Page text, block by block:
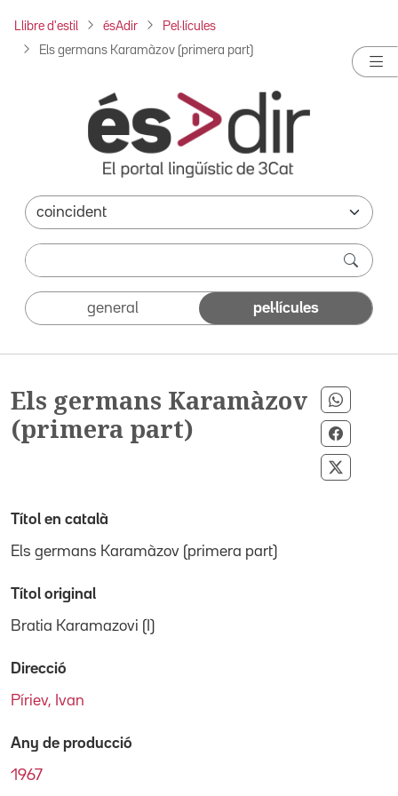
Llibre d'estil ésAdir Pel·lícules
Els germans Karamàzov (primera part)
general pel·lícules
Els germans Karamàzov
(primera part)
Títol en català
Els germans Karamàzov (primera part)
Títol original
Bratia Karamazovi (I)
Direcció
Píriev, Ivan
Any de producció
1967